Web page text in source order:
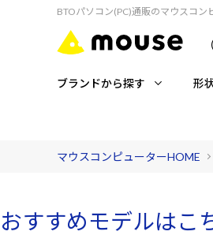
BTOパソコン(PC)通販のマウスコン
ブランドから探す 形
マウスコンピューターHOME
おすすめモデルはこ